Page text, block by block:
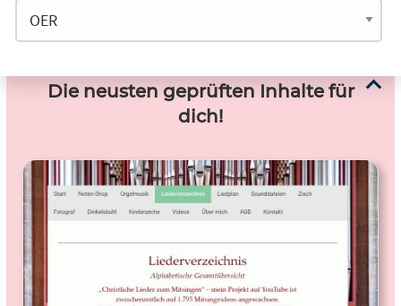
Die neusten geprüften Inhalte für
dich!